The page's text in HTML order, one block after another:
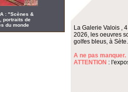
: "Scènes &
portraits de
du monde
La Galerie Valois ,
2026, les oeuvres
golfes bleus, à Sète.
A ne pas manquer.
ATTENTION :